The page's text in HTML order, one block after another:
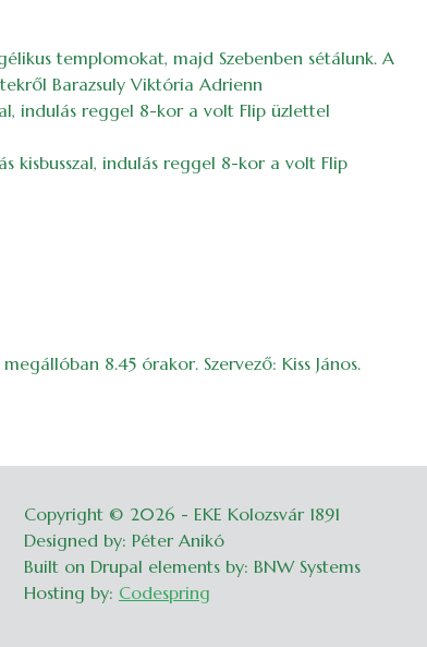
templomokat, majd Szebenben sétálunk. A
Barazsuly Viktória Adrienn
indulás reggel 8-kor a volt Flip üzlettel
kisbusszal, indulás reggel 8-kor a volt Flip
8.45 órakor. Szervező: Kiss János.
Copyright © 2026 - EKE Kolozsvár 1891
Designed by: Péter Anikó
Built on Drupal elements by: BNW Systems
Hosting by: Codespring